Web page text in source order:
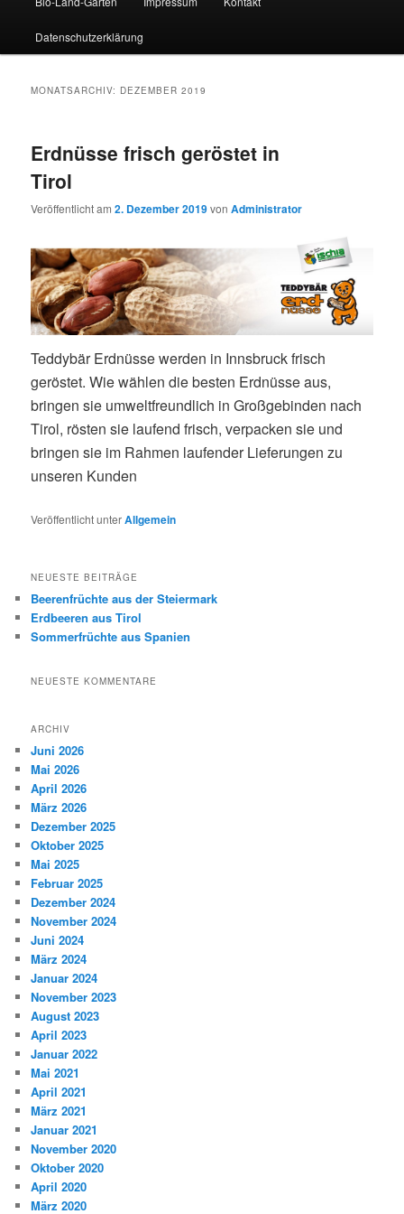
Datenschutzerklärung
MONATSARCHIV: DEZEMBER 2019
Erdnüsse frisch geröstet in
Tirol
Veröffentlicht am2. Dezember 2019vonAdministrator
Teddybär Erdnüsse werden in Innsbruck frisch
geröstet. Wie wählen die besten Erdnüsse aus,
bringen sie umweltfreundlich in Großgebinden nach
Tirol, rösten sie laufend frisch, verpacken sie und
bringen sie im Rahmen laufender Lieferungen zu
unseren Kunden
Veröffentlicht unterAllgemein
NEUESTE BEITRÄGE
Beerenfrüchte aus der Steiermark
Erdbeeren aus Tirol
Sommerfrüchte aus Spanien
NEUESTE KOMMENTARE
ARCHIV
Juni 2026
Mai 2026
April 2026
März 2026
Dezember 2025
Oktober 2025
Mai 2025
Februar 2025
Dezember 2024
November 2024
Juni 2024
März 2024
Januar 2024
November 2023
August 2023
April 2023
Januar 2022
Mai 2021
April 2021
März 2021
Januar 2021
November 2020
Oktober 2020
April 2020
März 2020